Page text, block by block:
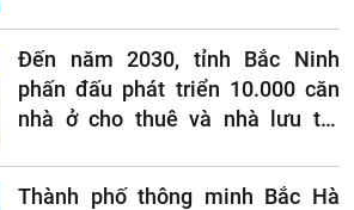
Đến năm 2030, tỉnh Bắc Ninh
phấn đấu phát triển 10.000 căn
nhà ở cho thuê và nhà lưu trú
Thành phố thông minh Bắc Hà